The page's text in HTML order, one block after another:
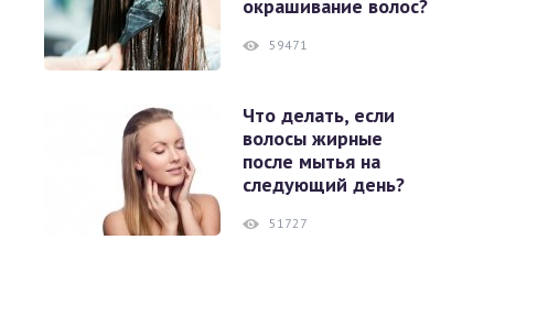
окрашивание волос?
59471
Что делать, если
волосы жирные
после мытья на
следующий день?
51727